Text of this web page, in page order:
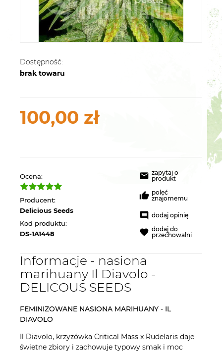
Dostępność:
brak towaru
100,00 zł
Ocena:
Producent:
Delicious Seeds
Kod produktu:
DS-1A1448
zapytaj o
produkt
poleć
znajomemu
dodaj opinię
dodaj do
przechowalni
Informacje - nasiona
marihuany Il Diavolo -
DELICOUS SEEDS
FEMINIZOWANE NASIONA MARIHUANY - IL
DIAVOLO
Il Diavolo, krzyżówka Critical Mass x Rudelaris daje
świetne zbiory i zachowuje typowy smak i moc